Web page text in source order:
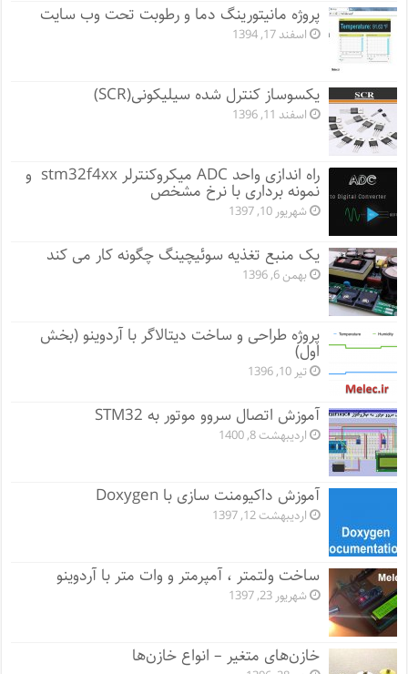
پروژه مانيتورينگ دما و رطوبت تحت وب سایت
اسفند 17, 1394
یکسوساز کنترل شده سیلیکونی(SCR)
اسفند 11, 1396
راه اندازی واحد ADC میکروکنترلر stm32f4xx و
نمونه برداری با نرخ مشخص
شهریور 10, 1397
یک منبع تغذیه سوئیچینگ چگونه کار می کند
بهمن 6, 1396
پروژه طراحی و ساخت دیتالاگر با آردوینو (بخش
اول)
تیر 10, 1396
آموزش اتصال سروو موتور به STM32
اردیبهشت 8, 1400
آموزش داکیومنت سازی با Doxygen
اردیبهشت 12, 1397
ساخت ولتمتر ، آمپرمتر و وات متر با آردوینو
شهریور 23, 1397
خازن‌های متغیر – انواع خازن‌ها